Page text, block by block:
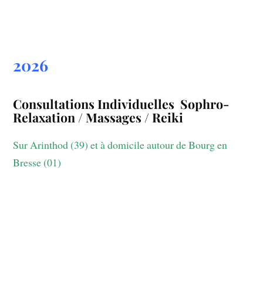
2026
Consultations Individuelles Sophro-
Relaxation / Massages / Reiki
Sur Arinthod (39) et à domicile autour de Bourg en
Bresse (01)